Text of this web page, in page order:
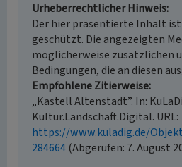
Urheberrechtlicher Hinweis
Der hier präsentierte Inhalt
geschützt. Die angezeigten
möglicherweise zusätzlichen
Bedingungen, die an diesen
Empfohlene Zitierweise
„Kastell Altenstadt”. In:
Kultur.Landschaft.Digital. URL:
https://www.kuladig.de/
284664(Abgerufen: 7. August